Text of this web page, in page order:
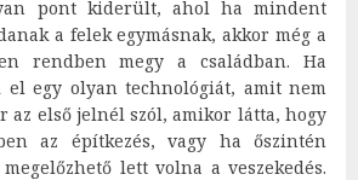
pont kiderült, ahol ha mindent
a felek egymásnak, akkor még a
rendben megy a családban. Ha
el egy olyan technológiát, amit nem
az első jelnél szól, amikor látta, hogy
az építkezés, vagy ha őszintén
lett volna a veszekedés.